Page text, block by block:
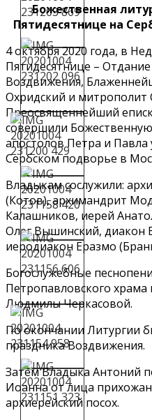
Божественная
Пятидесятнице на
4 октября 2020 года, в
Пятидесятнице –
Воздвижения,
Охридский и митрополит
Преосвященнейший
совершили
апостолов Петра и Павла
Сербском подворье в
Владыкам сослужили:
(Котов), архимандрит
Калашников, иерей
Олег Вышинский, диакон
иеродиакон Еразмо
Богослужебные
Петропавловского
Людмилы Черкасовой.
По окончании Литургии
праздника Воздвижения.
Затем Владыка Антоний
Иоанна от лица
архиерейский посох.